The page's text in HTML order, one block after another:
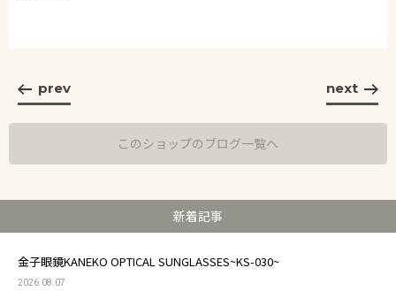
prev next
このショップのブログ一覧へ
新着記事
金子眼鏡KANEKO OPTICAL SUNGLASSES~KS-030~
2026.08.07